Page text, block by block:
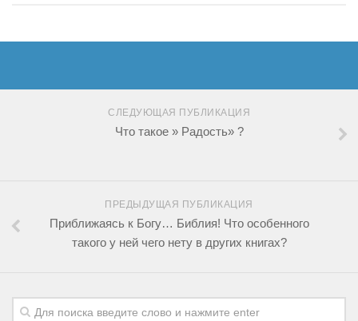
СЛЕДУЮЩАЯ ПУБЛИКАЦИЯ
Что такое » Радость» ?
ПРЕДЫДУЩАЯ ПУБЛИКАЦИЯ
Приближаясь к Богу… Библия! Что особенного
такого у ней чего нету в других книгах?